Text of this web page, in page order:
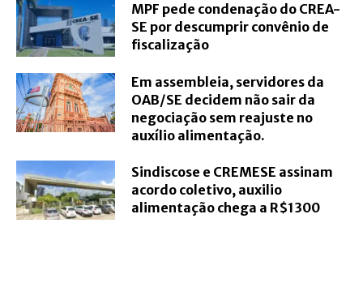
MPF pede condenação do CREA-
SE por descumprir convênio de
fiscalização
Em assembleia, servidores da
OAB/SE decidem não sair da
negociação sem reajuste no
auxílio alimentação.
Sindiscose e CREMESE assinam
acordo coletivo, auxilio
alimentação chega a R$1300